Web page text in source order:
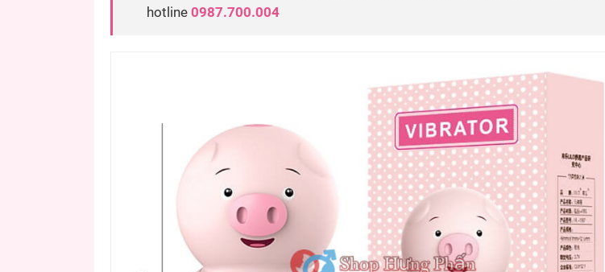
hotline 0987.700.004